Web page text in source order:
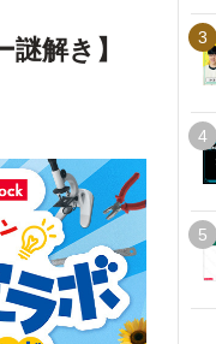
解き】 3
4
5